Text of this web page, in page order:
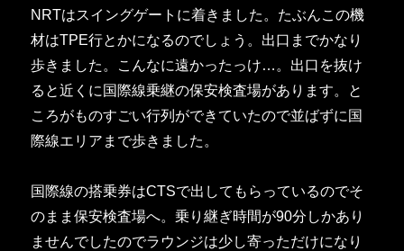
NRTはスイングゲートに着きました。たぶんこの機
材はTPE行とかになるのでしょう。出口までかなり
歩きました。こんなに遠かったっけ…。出口を抜け
ると近くに国際線乗継の保安検査場があります。と
ころがものすごい行列ができていたので並ばずに国
際線エリアまで歩きました。
国際線の搭乗券はCTSで出してもらっているのでそ
のまま保安検査場へ。乗り継ぎ時間が90分しかあり
ませんでしたのでラウンジは少し寄っただけになり